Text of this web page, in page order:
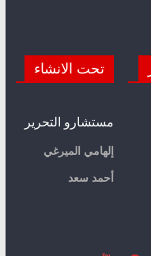
تحت الانشاء
مستشارو التحرير
إلهامي الميرغي
أحمد سعد